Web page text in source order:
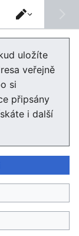
Sledovat
vyučování
Hledá principy
a snaží se
pojem
Vznikla z
velké
Přepnout
editor
uložíte
veřejně
si
připsány
i další